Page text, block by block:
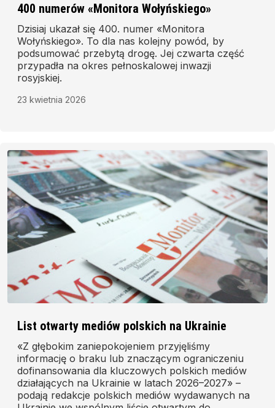
400 numerów «Monitora Wołyńskiego»
Dzisiaj ukazał się 400. numer «Monitora
Wołyńskiego». To dla nas kolejny powód, by
podsumować przebytą drogę. Jej czwarta część
przypadła na okres pełnoskalowej inwazji
rosyjskiej.
23 kwietnia 2026
List otwarty mediów polskich na Ukrainie
«Z głębokim zaniepokojeniem przyjęliśmy
informację o braku lub znaczącym ograniczeniu
dofinansowania dla kluczowych polskich mediów
działających na Ukrainie w latach 2026–2027» –
podają redakcje polskich mediów wydawanych na